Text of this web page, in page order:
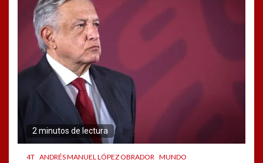
2 minutos de lectura
4T ANDRÉS MANUEL LÓPEZ OBRADOR MUNDO